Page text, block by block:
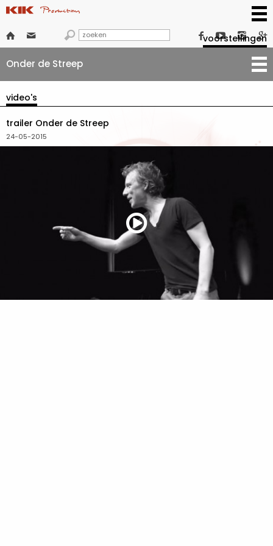
      
voorstellingen
Onder de Streep
video's
trailer Onder de Streep
24-05-2015